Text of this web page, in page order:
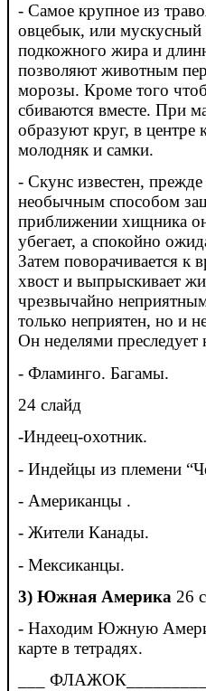
- Самое крупное из
овцебык, или
подкожного жира и
позволяют животным
морозы. Кроме того
сбиваются вместе. При
образуют круг, в центре
молодняк и самки.
- Скунс известен,
необычным способом
приближении хищника
убегает, а спокойно
Затем поворачивается к
хвост и выпрыскивает
чрезвычайно
только неприятен, но и
Он неделями преследует
- Фламинго. Багамы.
24 слайд
-Индеец-охотник.
- Индейцы из племени
- Американцы .
- Жители Канады.
- Мексиканцы.
3) Южная Америка 26
- Находим Южную
карте в тетрадях.
___